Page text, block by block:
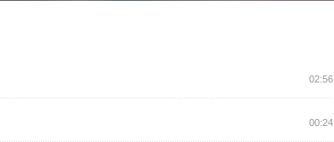
02:56
00:24